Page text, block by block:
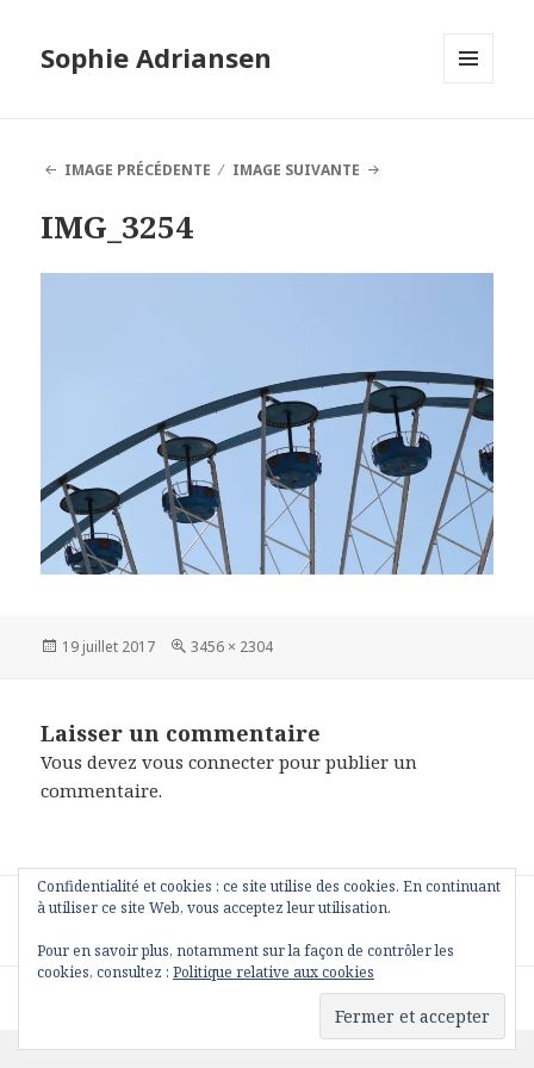
Sophie Adriansen
IMAGE PRÉCÉDENTE
IMAGE SUIVANTE
IMG_3254
Publié
19 juillet 2017
Taille
3456 × 2304
Laisser un commentaire
Vous devezvous connecter pour publier un
commentaire.
Navigation
l’article
PUBLIÉ DANS
Confidentialité et cookies : ce site utilise des cookies. En continuant
à utiliser ce site Web, vous acceptez leur utilisation.
Pour en savoir plus, notamment sur la façon de contrôler les
cookies, consultez : Politique relative aux cookies